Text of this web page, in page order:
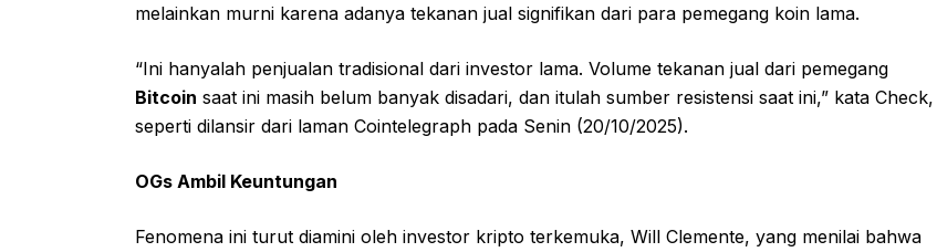
melainkan murni karena adanya tekanan jual signifikan dari para pemegang koin lama.
“Ini hanyalah penjualan tradisional dari investor lama. Volume tekanan jual dari pemegang
Bitcoin saat ini masih belum banyak disadari, dan itulah sumber resistensi saat ini,” kata Check,
seperti dilansir dari laman Cointelegraph pada Senin (20/10/2025).
OGs Ambil Keuntungan
Fenomena ini turut diamini oleh investor kripto terkemuka, Will Clemente, yang menilai bahwa